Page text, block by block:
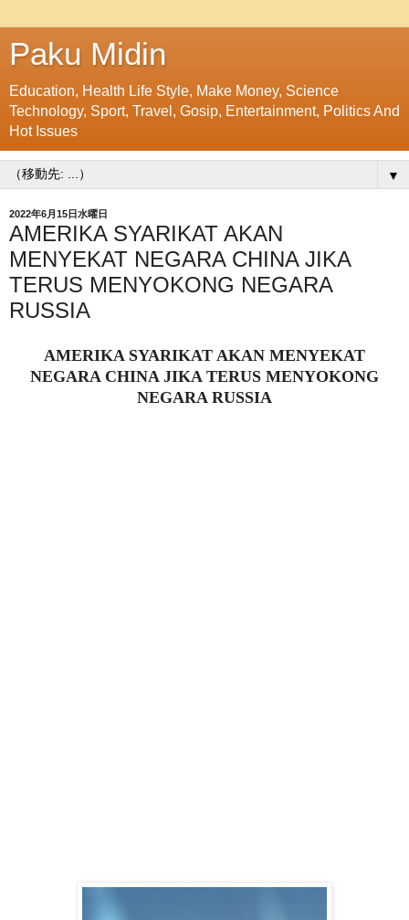
Paku Midin
Education, Health Life Style, Make Money, Science
Technology, Sport, Travel, Gosip, Entertainment, Politics And
Hot Issues
▼
2022年6月15日水曜日
AMERIKA SYARIKAT AKAN
MENYEKAT NEGARA CHINA JIKA
TERUS MENYOKONG NEGARA
RUSSIA
AMERIKA SYARIKAT AKAN MENYEKAT
NEGARA CHINA JIKA TERUS MENYOKONG
NEGARA RUSSIA